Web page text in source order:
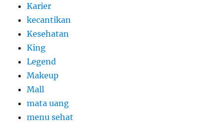
Karier
kecantikan
Kesehatan
King
Legend
Makeup
Mall
mata uang
menu sehat